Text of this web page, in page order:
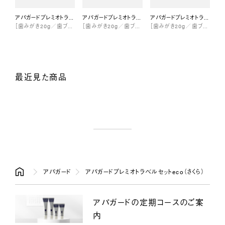
［歯みがき20g／歯ブラシ／ポーチ］
最近見た商品
アパガード アパガードプレミオトラベルセットeco（さくら）
アパガードの定期コースのご案
内